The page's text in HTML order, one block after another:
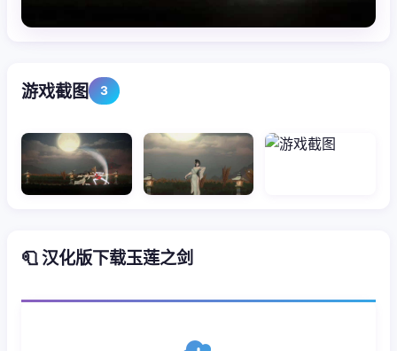
游戏截图 3
🧻 汉化版下载玉莲之剑